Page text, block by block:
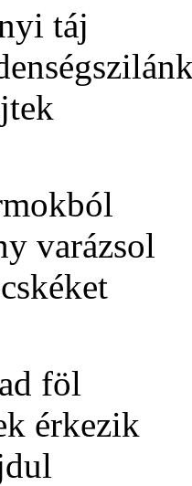
táj
varázsol
föl
érkezik